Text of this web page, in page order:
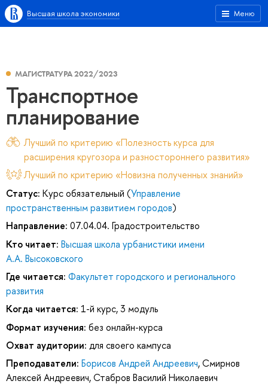
Меню
Высшая школа экономики
МАГИСТРАТУРА 2022/2023
Транспортное
планирование
Лучший по критерию «Полезность курса для
расширения кругозора и разностороннего развития»
Лучший по критерию «Новизна полученных знаний»
Статус: Курс обязательный (Управление
пространственным развитием городов)
Направление: 07.04.04. Градостроительство
Кто читает: Высшая школа урбанистики имени
А.А. Высоковского
Где читается: Факультет городского и регионального
развития
Когда читается: 1-й курс, 3 модуль
Формат изучения: без онлайн-курса
Охват аудитории: для своего кампуса
Преподаватели: Борисов Андрей Андреевич,Смирнов
Алексей Андреевич,Стабров Василий Николаевич